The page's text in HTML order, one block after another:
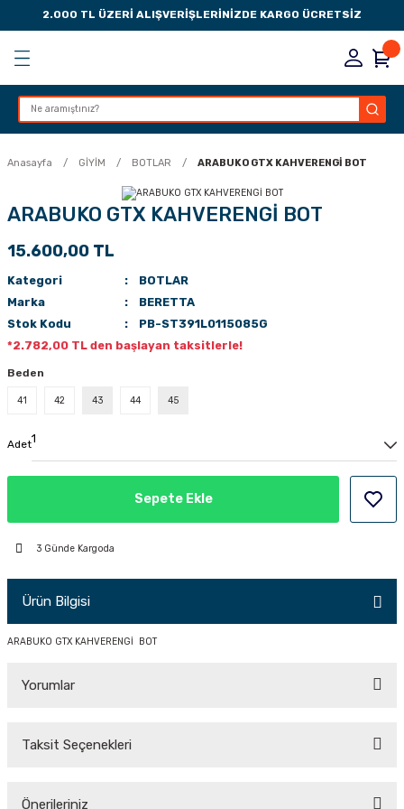
2.000 TL ÜZERİ ALIŞVERİŞLERİNİZDE KARGO ÜCRETSİZ
Geri Dön
Geri Dön
Geri Dön
Geri Dön
MANDALI
Anasayfa GİYİM BOTLAR ARABUKO GTX KAHVERENGİ BOT
ARABUKO GTX KAHVERENGİ BOT
15.600,00 TL
Kategori
BOTLAR
Marka
BERETTA
Stok Kodu
PB-ST391L0115085G
*2.782,00 TL den başlayan taksitlerle!
Beden
41 42 43 44 45
Adet
Sepete Ekle
3 Günde Kargoda
Ürün Bilgisi
ARABUKO GTX KAHVERENGİ BOT
Yorumlar
Taksit Seçenekleri
Önerileriniz